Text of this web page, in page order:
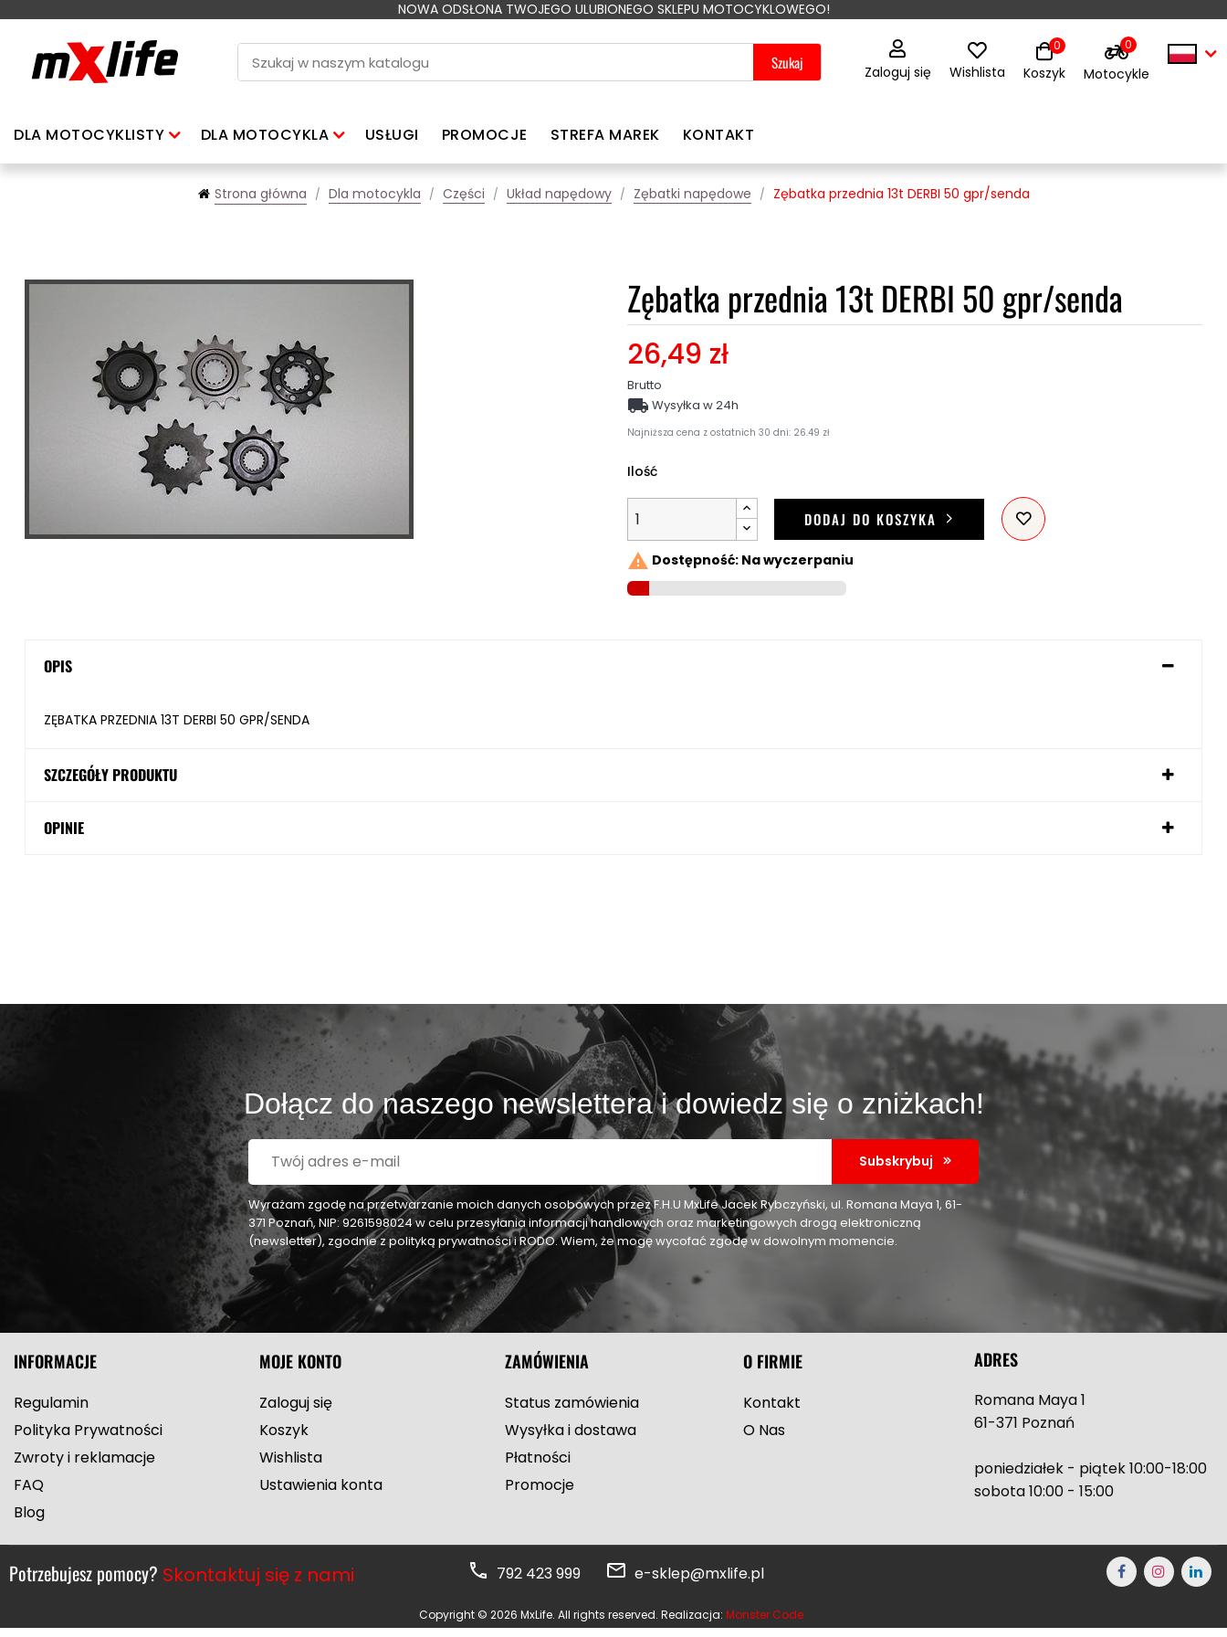
NOWA ODSŁONA TWOJEGO ULUBIONEGO SKLEPU MOTOCYKLOWEGO!
Szukaj Zaloguj się Wishlista Koszyk
0 0
Motocykle
DLA MOTOCYKLISTY DLA MOTOCYKLA USŁUGI PROMOCJE STREFA MAREK KONTAKT
Strona główna Dla motocykla Części Układ napędowy Zębatki napędowe Zębatka przednia 13t DERBI 50 gpr/senda
Zębatka przednia 13t DERBI 50 gpr/senda
26,49 zł
Brutto
Najniższa cena z ostatnich 30 dni: 26.49 zł
 Wysyłka w 24h
Ilość
DODAJ DO KOSZYKA
 Dostępność: Na wyczerpaniu
OPIS
ZĘBATKA PRZEDNIA 13T DERBI 50 GPR/SENDA
SZCZEGÓŁY PRODUKTU
OPINIE
Dołącz do naszego newslettera i dowiedz się o zniżkach!
Subskrybuj
Wyrażam zgodę na przetwarzanie moich danych osobowych przez F.H.U MxLife Jacek Rybczyński, ul. Romana Maya 1, 61-
371 Poznań, NIP: 9261598024 w celu przesyłania informacji handlowych oraz marketingowych drogą elektroniczną
(newsletter), zgodnie z polityką prywatności i RODO. Wiem, że mogę wycofać zgodę w dowolnym momencie.
INFORMACJE
Regulamin
Polityka Prywatności
Zwroty i reklamacje
FAQ
Blog
MOJE KONTO
Zaloguj się
Koszyk
Wishlista
Ustawienia konta
ZAMÓWIENIA
Status zamówienia
Wysyłka i dostawa
Płatności
Promocje
O FIRMIE
Kontakt
O Nas
ADRES
Romana Maya 1
61-371 Poznań
poniedziałek - piątek 10:00-18:00
sobota 10:00 - 15:00
Potrzebujesz pomocy? Skontaktuj się z nami 792 423 999 e-sklep@mxlife.pl
Copyright © 2026 MxLife. All rights reserved. Realizacja: Monster Code